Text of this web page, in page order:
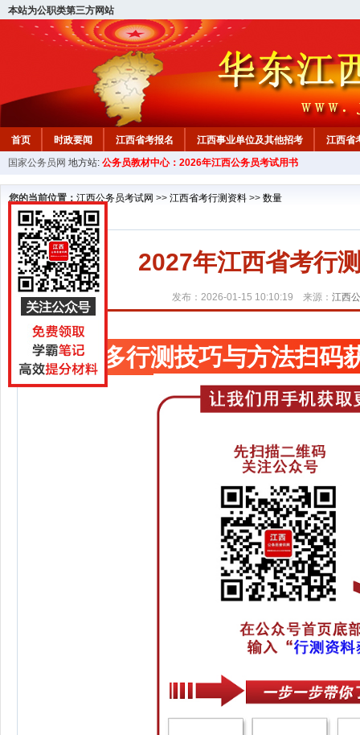
本站为公职类第三方网站
首页 时政要闻 江西省考报名 江西事业单位及其他招考 江西省
教材中心
国家公务员网 地方站: 公务员教材中心：2026年江西公务员考试用书
您的当前位置： 江西公务员考试网 >> 江西省考行测资料 >> 数量
2027年江西省考行
发布：2026-01-15 10:10:19 来源： 江西
更多行测技巧与方法扫码